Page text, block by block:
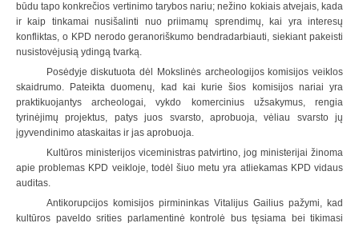
būdu tapo konkrečios vertinimo tarybos nariu; nežino kokiais atvejais, kada
ir kaip tinkamai nusišalinti nuo priimamų sprendimų, kai yra interesų
konfliktas, o KPD nerodo geranoriškumo bendradarbiauti, siekiant pakeisti
nusistovėjusią ydingą tvarką.
Posėdyje diskutuota dėl Mokslinės archeologijos komisijos veiklos
skaidrumo. Pateikta duomenų, kad kai kurie šios komisijos nariai yra
praktikuojantys archeologai, vykdo komercinius užsakymus, rengia
tyrinėjimų projektus, patys juos svarsto, aprobuoja, vėliau svarsto jų
įgyvendinimo ataskaitas ir jas aprobuoja.
Kultūros ministerijos viceministras patvirtino, jog ministerijai žinoma
apie problemas KPD veikloje, todėl šiuo metu yra atliekamas KPD vidaus
auditas.
Antikorupcijos komisijos pirmininkas Vitalijus Gailius pažymi, kad
kultūros paveldo srities parlamentinė kontrolė bus tęsiama bei tikimasi